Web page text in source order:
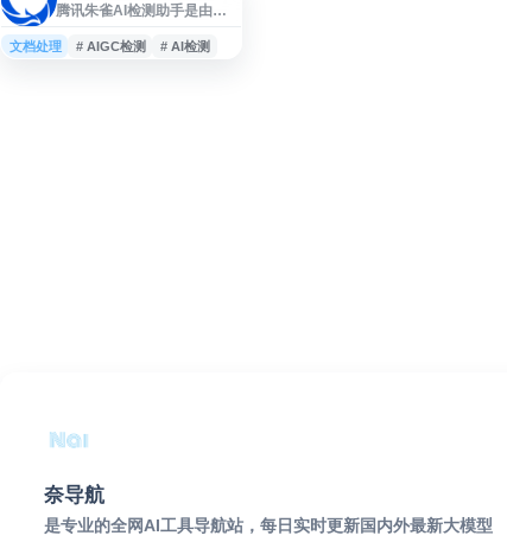
腾讯朱雀AI检测助手是由腾
测工具，支持文本、图像和
视频内容的智能识别与分
文档处理 # AIGC检测 # AI检测
奈导航
是专业的全网AI工具导航站，每日实时更新国内外最新大模型